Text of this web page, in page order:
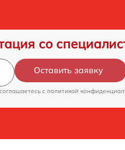
со
Оставить заявку
c политикой